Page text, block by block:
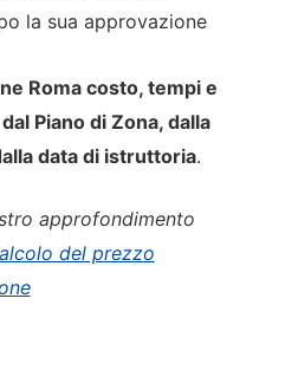
la sua approvazione
Roma costo, tempi e
Piano di Zona, dalla
data di istruttoria.
approfondimento
del prezzo